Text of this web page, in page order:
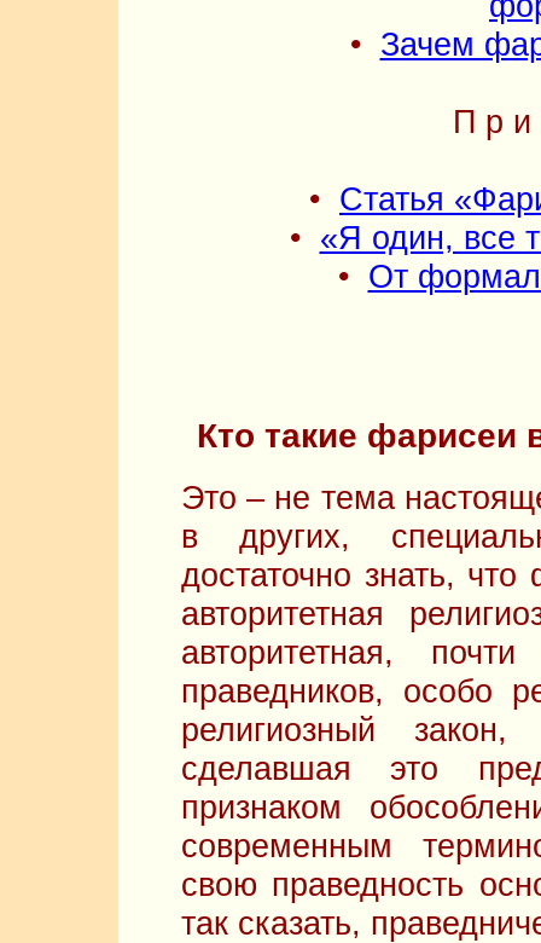
• Зачем
П р и
• Статья
• «Я один, все
• От
Кто такие
Это – не тема
в других,
достаточно знать,
авторитетная
авторитетная,
праведников, особо
религиозный
сделавшая это
признаком
современным
свою праведность
так сказать,